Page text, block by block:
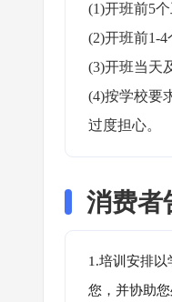
(1)开班前5
(2)开班前1-
(3)开班当天
(4)按学校要
过度担心。
消费者
1.培训安排
您，并协助